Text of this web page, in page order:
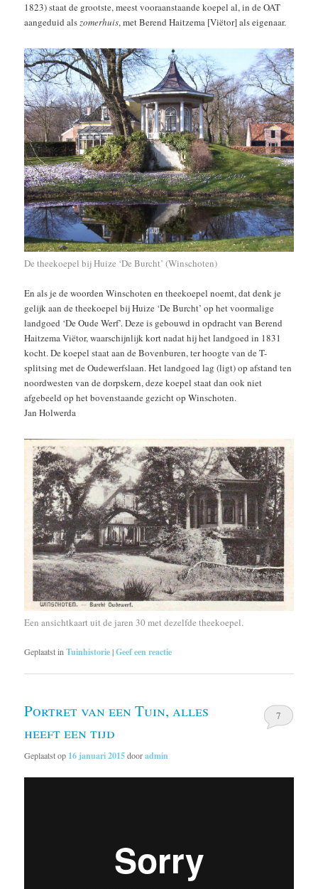
1823) staat de grootste, meest vooraanstaande koepel al, in de OAT
aangeduid alszomerhuis, met Berend Haitzema [Viëtor] als eigenaar.
De theekoepel bij Huize ‘De Burcht’ (Winschoten)
En als je de woorden Winschoten en theekoepel noemt, dat denk je
gelijk aan de theekoepel bij Huize ‘De Burcht’ op het voormalige
landgoed ‘De Oude Werf’. Deze is gebouwd in opdracht van Berend
Haitzema Viëtor, waarschijnlijk kort nadat hij het landgoed in 1831
kocht. De koepel staat aan de Bovenburen, ter hoogte van de T-
splitsing met de Oudewerfslaan. Het landgoed lag (ligt) op afstand ten
noordwesten van de dorpskern, deze koepel staat dan ook niet
afgebeeld op het bovenstaande gezicht op Winschoten.
Jan Holwerda
Een ansichtkaart uit de jaren 30 met dezelfde theekoepel.
Geplaatst inTuinhistorie|Geef een reactie
Portret van een Tuin, alles
heeft een tijd
Geplaatst op 16 januari 2015dooradmin
7